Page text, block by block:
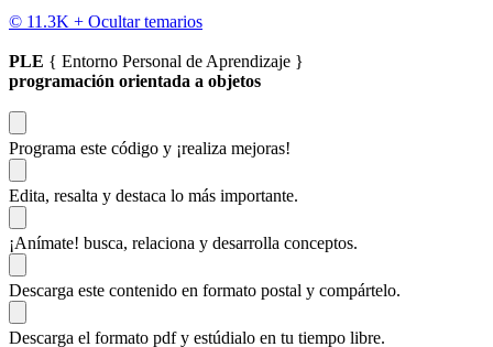
© 11.3K + Ocultar temarios
PLE { Entorno Personal de Aprendizaje }
programación orientada a objetos
Programa este código y ¡realiza mejoras!
Edita, resalta y destaca lo más importante.
¡Anímate! busca, relaciona y desarrolla conceptos.
Descarga este contenido en formato postal y compártelo.
Descarga el formato pdf y estúdialo en tu tiempo libre.